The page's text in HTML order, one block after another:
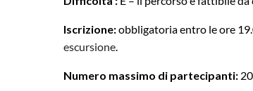
Iscrizione:obbligatoria entro le ore
escursione.
Numero massimo di partecipanti: